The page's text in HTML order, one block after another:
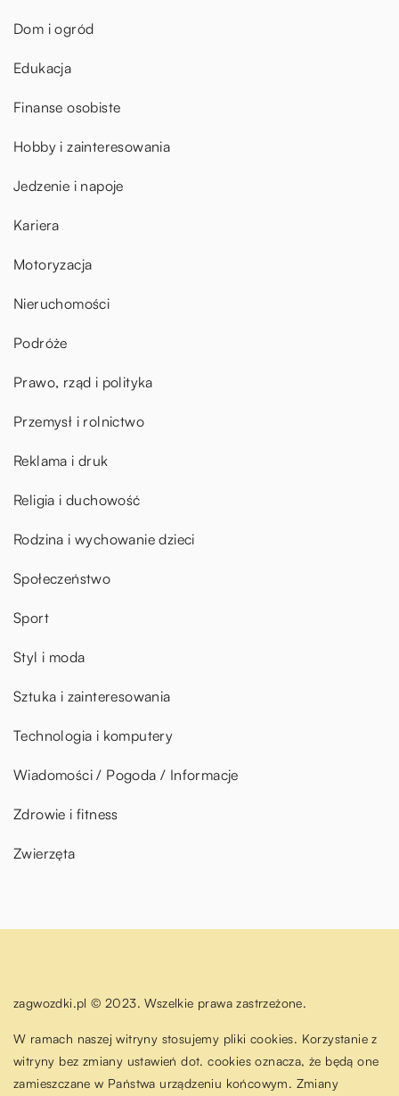
Dom i ogród
Edukacja
Finanse osobiste
Hobby i zainteresowania
Jedzenie i napoje
Kariera
Motoryzacja
Nieruchomości
Podróże
Prawo, rząd i polityka
Przemysł i rolnictwo
Reklama i druk
Religia i duchowość
Rodzina i wychowanie dzieci
Społeczeństwo
Sport
Styl i moda
Sztuka i zainteresowania
Technologia i komputery
Wiadomości / Pogoda / Informacje
Zdrowie i fitness
Zwierzęta
zagwozdki.pl © 2023. Wszelkie prawa zastrzeżone.
W ramach naszej witryny stosujemy pliki cookies. Korzystanie z
witryny bez zmiany ustawień dot. cookies oznacza, że będą one
zamieszczane w Państwa urządzeniu końcowym. Zmiany